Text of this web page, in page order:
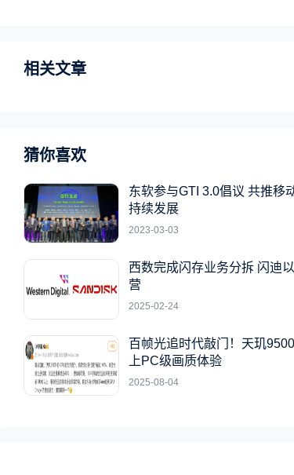
相关文章
猜你喜欢
东软参与GTI 3.0倡议 共推移
持续发展
2023-03-03
西数完成闪存业务分拆 闪迪
营
2025-02-24
百帧光追时代敲门！天玑
上PC级画质体验
2025-08-04